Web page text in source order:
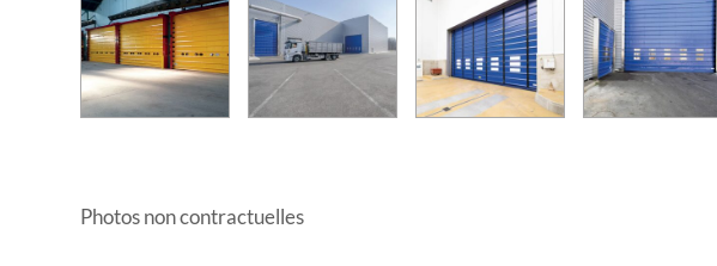
Photos non contractuelles